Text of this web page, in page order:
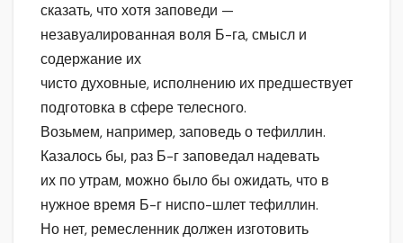
сказать, что хотя заповеди —
незавуалированная воля Б-га, смысл и
содержание их
чисто духовные, исполнению их предшествует
подготовка в сфере телесного.
Возьмем, например, заповедь о тефиллин.
Казалось бы, раз Б-г заповедал надевать
их по утрам, можно было бы ожидать, что в
нужное время Б-г ниспо-шлет тефиллин.
Но нет, ремесленник должен изготовить